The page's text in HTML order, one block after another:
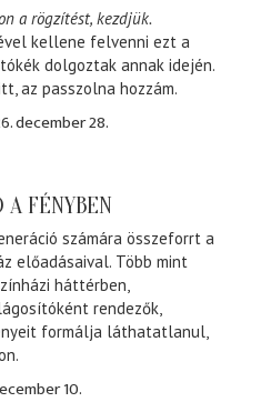
a rögzítést, kezdjük.
kellene felvenni ezt a
dolgoztak annak idején.
az passzolna hozzám.
december 28.
FÉNYBEN
számára összeforrt a
előadásaival. Több mint
háttérben,
rendezők,
formálja láthatatlanul,
10.